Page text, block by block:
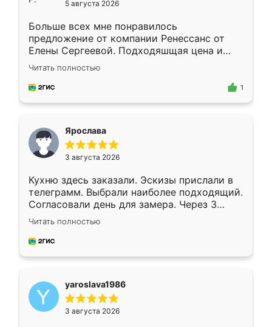
5 августа 2026
Больше всех мне понравилось
предложение от компании Ренессанс от
Елены Сергеевой. Подходяшщая цена и
короткие сроки изготовления. Приехавший
для замера сотрудник Владислав
предложил по моему эскизу самый
Читать полностью
1
Ярослава
3 августа 2026
Кухню здесь заказали. Эскизы прислали в
телеграмм. Выбрали наиболее подходящий.
Согласовали день для замера. Через 3
недели кухня была уже готова. Остались
довольны работой. Спасибо Ренессанс
мебель за качественную работу!
Читать полностью
yaroslava1986
3 августа 2026